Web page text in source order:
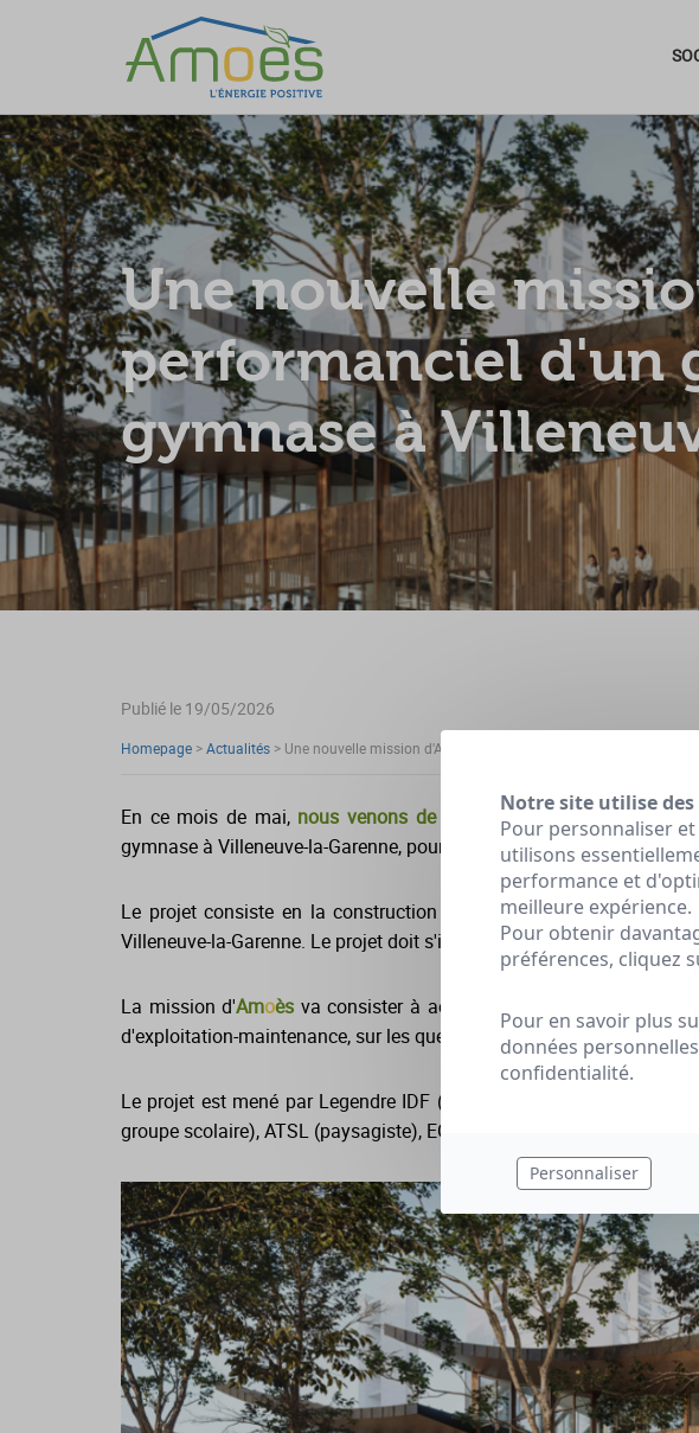
Une nouvelle
performanciel d'un
gymnase à
Publié le 19/05/2026
Homepage > Actualités > Une nouvelle mission d'AMO pour le suivi performanciel d'un
En ce mois de mai, nous venons de démarrer notre mission
gymnase à Villeneuve-la-Garenne, pour le compte d'éCo.Urbain!
Le projet consiste en la construction d' un groupe scolaire de 28
Villeneuve-la-Garenne. Le projet doit s'inscrire dans le cadre d'une
La mission d'Amoès va consister à accompagner éCo.Urbain
d'exploitation-maintenance, sur les questions de performance
Le projet est mené par Legendre IDF (entreprise mandataire) et
groupe scolaire), ATSL (paysagiste), EGIS bâtiments IDF (BE),
Notre site utilise des
Pour personnaliser
utilisons
performance et
meilleure expérience.
Pour obtenir
préférences, cliquez
Pour en savoir plus
données
confidentialité.
Personnaliser